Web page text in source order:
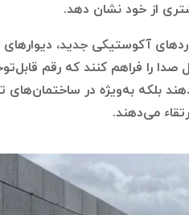
از خود نشان دهد.
صدا را فراهم کنند که رقم
بلکه به‌ویژه در ساختمان‌های
می‌دهند.